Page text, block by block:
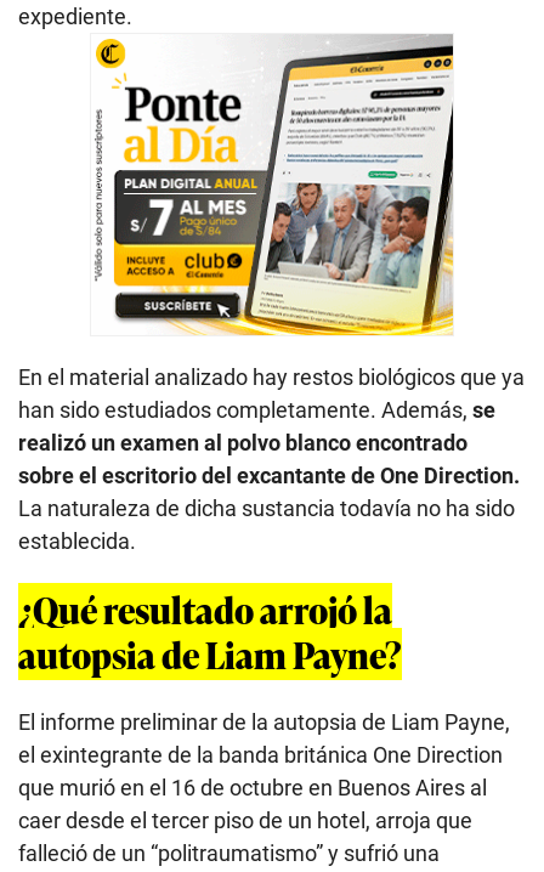
expediente.
En el material analizado hay restos biológicos que ya
han sido estudiados completamente. Además, se
realizó un examen al polvo blanco encontrado
sobre el escritorio del excantante de One Direction.
La naturaleza de dicha sustancia todavía no ha sido
establecida.
¿Qué resultado arrojó la
autopsia de Liam Payne?
El informe preliminar de la autopsia de Liam Payne,
el exintegrante de la banda británica One Direction
que murió en el 16 de octubre en Buenos Aires al
caer desde el tercer piso de un hotel, arroja que
falleció de un “politraumatismo” y sufrió una